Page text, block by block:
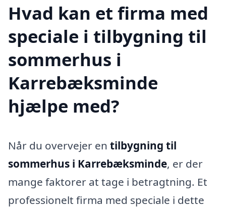
Hvad kan et firma med
speciale i tilbygning til
sommerhus i
Karrebæksminde
hjælpe med?
Når du overvejer en tilbygning til
sommerhus i Karrebæksminde, er der
mange faktorer at tage i betragtning. Et
professionelt firma med speciale i dette